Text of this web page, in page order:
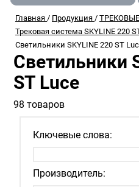
Главная / Продукция / ТРЕКОВЫЕ
Трековая система SKYLINE 220
Светильники SKYLINE 220 ST
Светильники
ST Luce
98 товаров
Ключевые слова:
Производитель: